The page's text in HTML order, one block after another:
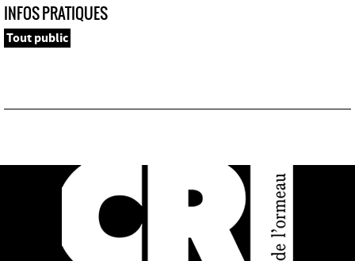
INFOS PRATIQUES
Tout public